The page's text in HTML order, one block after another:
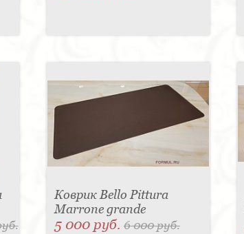
Коврик Bello Pittura
Marrone grande
5 000 руб. 6 000 руб.